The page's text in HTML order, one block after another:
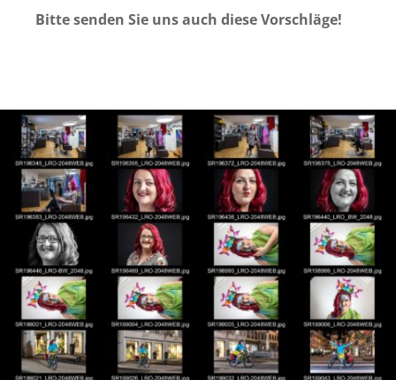
Bitte senden Sie uns auch diese Vorschläge!